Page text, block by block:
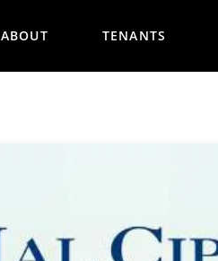
ABOUT TENANTS